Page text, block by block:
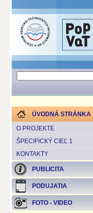
ÚVODNÁ STRÁNKA
O PROJEKTE
ŠPECIFICKÝ CIEĽ 1
KONTAKTY
PUBLICITA
PODUJATIA
FOTO - VIDEO